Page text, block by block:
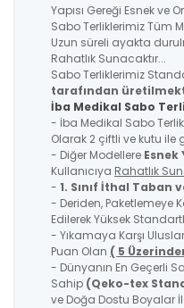
Yapısı Gereği Esnek ve
Sabo Terliklerimiz Tüm
Uzun süreli ayakta
Rahatlık Sunacaktır...
Sabo Terliklerimiz
tarafından
İba Medikal Sabo
- İba Medikal Sabo
Olarak 2 çiftli ve kutu ile
- Diğer Modellere Esnek
Kullanıcıya Rahatlık
- 1. Sınıf İthal Taban
- Deriden, Paketlemeye
Edilerek Yüksek
- Yıkamaya Karşı
Puan Olan ( 5
- Dünyanın En Geçerli
Sahip (Qeko-tex
ve Doğa Dostu Boyalar